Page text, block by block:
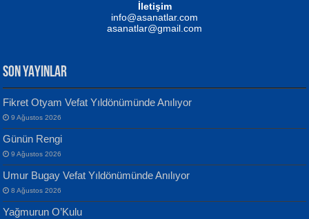
MUSTAFA KELOĞLU
Yarına İz Bırakmak...
Yılmaz Ekinci
Geceye Söylenen...
İletişim
info@asanatlar.com
asanatlar@gmail.com
SON YAYINLAR
Fikret Otyam Vefat Yıldönümünde Anılıyor
9 Ağustos 2026
Günün Rengi
9 Ağustos 2026
Umur Bugay Vefat Yıldönümünde Anılıyor
8 Ağustos 2026
Yağmurun O’Kulu